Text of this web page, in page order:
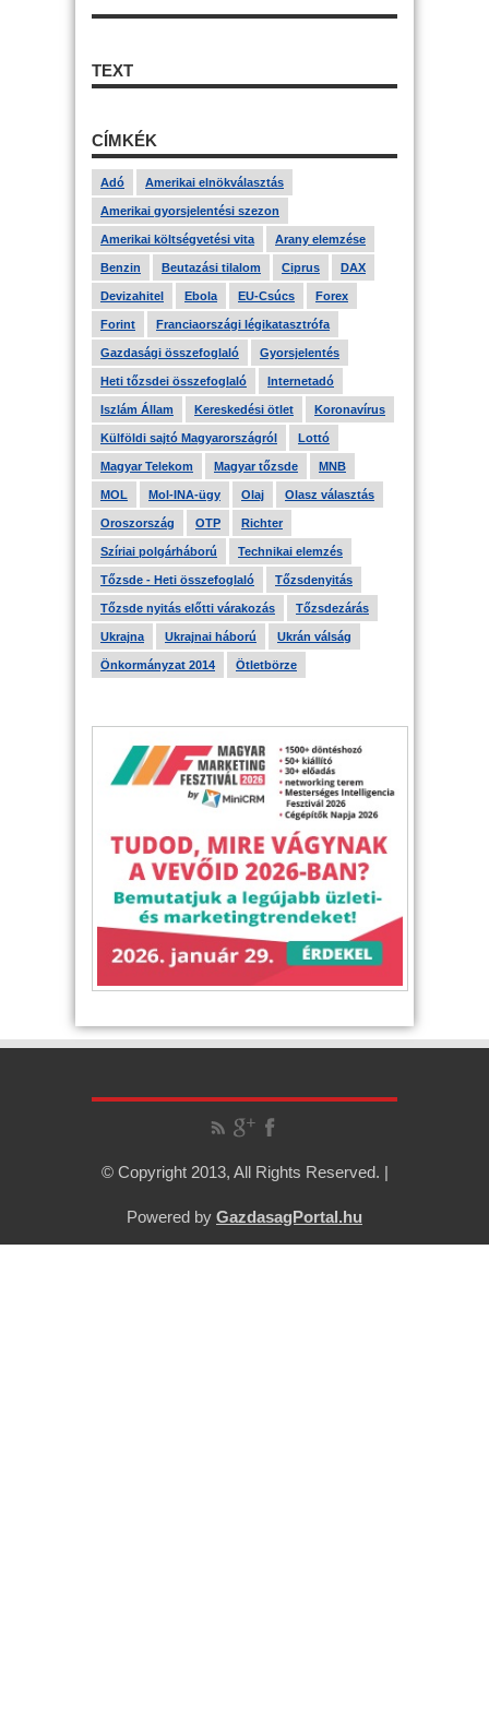
TEXT
CÍMKÉK
Adó Amerikai elnökválasztás
Amerikai gyorsjelentési szezon
Amerikai költségvetési vita Arany elemzése
Benzin Beutazási tilalom Ciprus DAX
Devizahitel Ebola EU-Csúcs Forex
Forint Franciaországi légikatasztrófa
Gazdasági összefoglaló Gyorsjelentés
Heti tőzsdei összefoglaló Internetadó
Iszlám Állam Kereskedési ötlet Koronavírus
Külföldi sajtó Magyarországról Lottó
Magyar Telekom Magyar tőzsde MNB
MOL Mol-INA-ügy Olaj Olasz választás
Oroszország OTP Richter
Szíriai polgárháború Technikai elemzés
Tőzsde - Heti összefoglaló Tőzsdenyitás
Tőzsde nyitás előtti várakozás Tőzsdezárás
Ukrajna Ukrajnai háború Ukrán válság
Önkormányzat 2014 Ötletbörze
© Copyright 2013, All Rights Reserved. |
Powered by GazdasagPortal.hu